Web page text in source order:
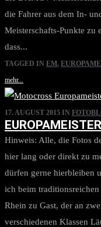
die Fahrer aus dem In-
Meisterschafts-Punkte zu
dass...
TAGGED IN EM,
mehr...
17. AUGUST 2015 IN
Hinweis: Alle, die Fotos
hier lang oder direkt zu
dürfen gerne hierbleiben
ich beim
Rhein zu Gast, der an
verschiedenen Klassen